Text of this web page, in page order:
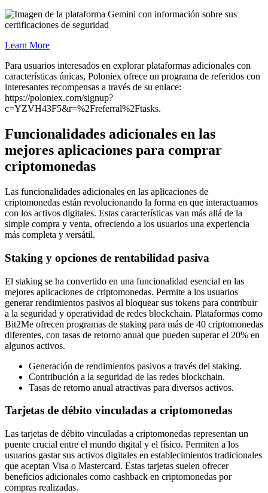
Learn More
Para usuarios interesados en explorar plataformas adicionales con
características únicas, Poloniex ofrece un programa de referidos con
interesantes recompensas a través de su enlace:
https://poloniex.com/signup?
c=YZVH43F5&r=%2Freferral%2Ftasks.
Funcionalidades adicionales en las
mejores aplicaciones para comprar
criptomonedas
Las funcionalidades adicionales en las aplicaciones de
criptomonedas están revolucionando la forma en que interactuamos
con los activos digitales. Estas características van más allá de la
simple compra y venta, ofreciendo a los usuarios una experiencia
más completa y versátil.
Staking y opciones de rentabilidad pasiva
El staking se ha convertido en una funcionalidad esencial en las
mejores aplicaciones de criptomonedas. Permite a los usuarios
generar rendimientos pasivos al bloquear sus tokens para contribuir
a la seguridad y operatividad de redes blockchain. Plataformas como
Bit2Me ofrecen programas de staking para más de 40 criptomonedas
diferentes, con tasas de retorno anual que pueden superar el 20% en
algunos activos.
Generación de rendimientos pasivos a través del staking.
Contribución a la seguridad de las redes blockchain.
Tasas de retorno anual atractivas para diversos activos.
Tarjetas de débito vinculadas a criptomonedas
Las tarjetas de débito vinculadas a criptomonedas representan un
puente crucial entre el mundo digital y el físico. Permiten a los
usuarios gastar sus activos digitales en establecimientos tradicionales
que aceptan Visa o Mastercard. Estas tarjetas suelen ofrecer
beneficios adicionales como cashback en criptomonedas por
compras realizadas.